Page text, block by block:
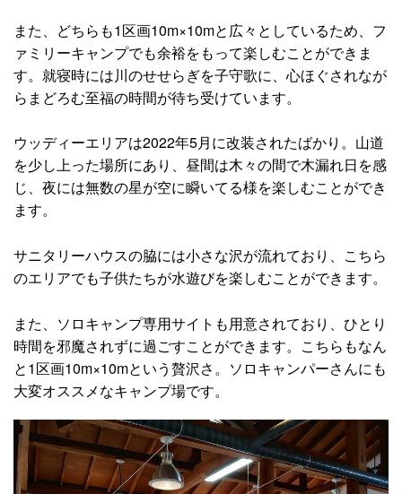
また、どちらも1区画10m×10mと広々としているため、フ
ァミリーキャンプでも余裕をもって楽しむことができま
す。就寝時には川のせせらぎを子守歌に、心ほぐされなが
らまどろむ至福の時間が待ち受けています。
ウッディーエリアは2022年5月に改装されたばかり。山道
を少し上った場所にあり、昼間は木々の間で木漏れ日を感
じ、夜には無数の星が空に瞬いてる様を楽しむことができ
ます。
サニタリーハウスの脇には小さな沢が流れており、こちら
のエリアでも子供たちが水遊びを楽しむことができます。
また、ソロキャンプ専用サイトも用意されており、ひとり
時間を邪魔されずに過ごすことができます。こちらもなん
と1区画10m×10mという贅沢さ。ソロキャンパーさんにも
大変オススメなキャンプ場です。